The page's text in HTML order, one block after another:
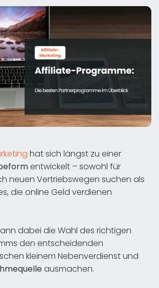
hat sich längst zu einer
entwickelt – sowohl für
neuen Vertriebswegen suchen als
die online Geld verdienen
dabei die Wahl des richtigen
den entscheidenden
kleinem Nebenverdienst und
ausmachen.